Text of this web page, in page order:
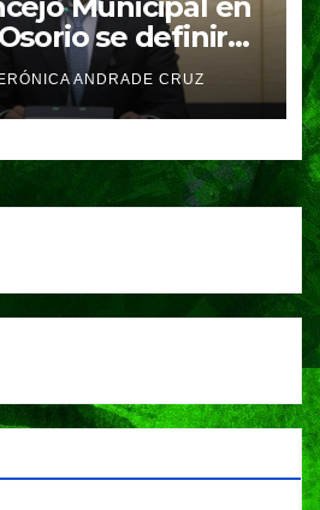
Municipal en
se definirá
Congreso
de
ANDRADE CRUZ